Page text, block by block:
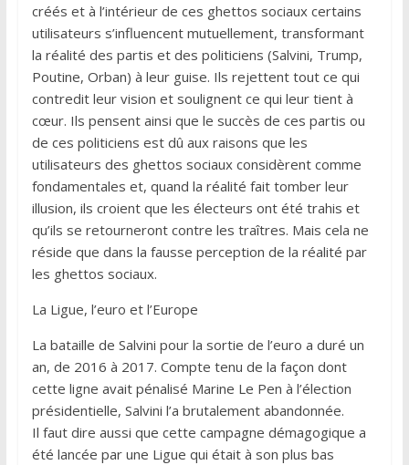
créés et à l’intérieur de ces ghettos sociaux certains
utilisateurs s’influencent mutuellement, transformant
la réalité des partis et des politiciens (Salvini, Trump,
Poutine, Orban) à leur guise. Ils rejettent tout ce qui
contredit leur vision et soulignent ce qui leur tient à
cœur. Ils pensent ainsi que le succès de ces partis ou
de ces politiciens est dû aux raisons que les
utilisateurs des ghettos sociaux considèrent comme
fondamentales et, quand la réalité fait tomber leur
illusion, ils croient que les électeurs ont été trahis et
qu’ils se retourneront contre les traîtres. Mais cela ne
réside que dans la fausse perception de la réalité par
les ghettos sociaux.
La Ligue, l’euro et l’Europe
La bataille de Salvini pour la sortie de l’euro a duré un
an, de 2016 à 2017. Compte tenu de la façon dont
cette ligne avait pénalisé Marine Le Pen à l’élection
présidentielle, Salvini l’a brutalement abandonnée.
Il faut dire aussi que cette campagne démagogique a
été lancée par une Ligue qui était à son plus bas